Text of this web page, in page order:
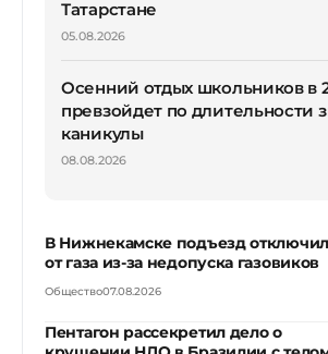
Татарстане
05.08.2026
Осенний отдых школьников в
превзойдет по длительности
каникулы
08.08.2026
В Нижнекамске подъезд
от газа из-за недопуска газовиков
Общество07.08.2026
Пентагон рассекретил дело о